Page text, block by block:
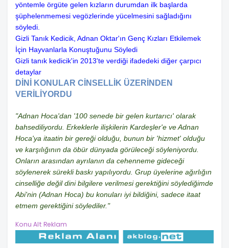
yöntemle örgüte gelen kızların durumdan ilk başlarda
şüphelenmemesi vegözlerinde yücelmesini sağladığını
söyledi.
Gizli Tanık Kedicik, Adnan Oktar'ın Genç Kızları Etkilemek
İçin Hayvanlarla Konuştuğunu Söyledi
Gizli tanık kedicik'in 2013'te verdiği ifadedeki diğer çarpıcı
detaylar
DİNİ KONULAR CİNSELLİK ÜZERİNDEN
VERİLİYORDU
"Adnan Hoca'dan '100 senede bir gelen kurtarıcı' olarak
bahsediliyordu. Erkeklerle ilişkilerin Kardeşler'e ve Adnan
Hoca'ya itaatin bir gereği olduğu, bunun bir 'hizmet' olduğu
ve karşılığının da öbür dünyada görüleceği söyleniyordu.
Onların arasından ayrılanın da cehenneme gideceği
söylenerek sürekli baskı yapılıyordu. Grup üyelerine ağırlığın
cinselliğe değil dini bilgilere verilmesi gerektiğini söylediğimde
Abi'nin (Adnan Hoca) bu konuları iyi bildiğini, sadece itaat
etmem gerektiğini söylediler."
Konu Alt Reklam